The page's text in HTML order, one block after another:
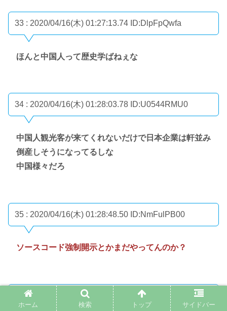
33 : 2020/04/16(木) 01:27:13.74 ID:DlpFpQwfa
ほんと中国人って歴史学ばねぇな
34 : 2020/04/16(木) 01:28:03.78 ID:U0544RMU0
中国人観光客が来てくれないだけで日本企業は軒並み
倒産しそうになってるしな
中国様々だろ
35 : 2020/04/16(木) 01:28:48.50 ID:NmFulPB00
ソースコード強制開示とかまだやってんのか？
37 : 2020/04/16(木) 01:40:00.06 ID:Fy84oLWk0
ホーム 検索 トップ サイドバー